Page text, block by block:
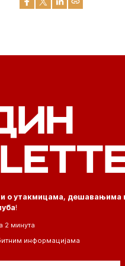
о утакмицама, дешавањима
!
2 минута
информацијама